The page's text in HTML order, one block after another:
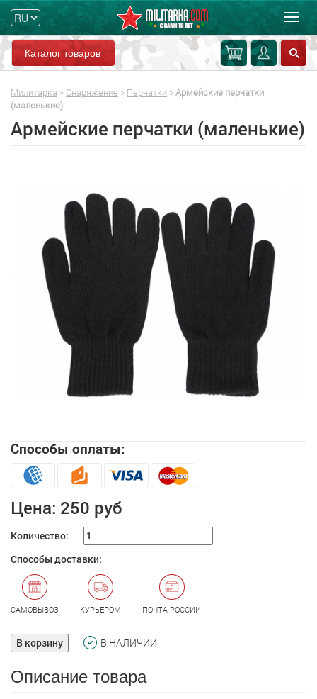
Каталог товаров
Милитарка » Снаряжение » Перчатки » Армейские перчатки
(маленькие)
Армейские перчатки (маленькие)
Способы оплаты:
Цена: 250 руб
Количество:
Способы доставки:
САМОВЫВОЗ КУРЬЕРОМ ПОЧТА РОССИИ
В корзину В НАЛИЧИИ
Описание товара